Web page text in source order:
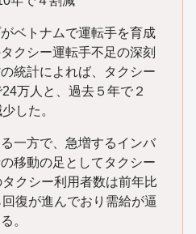
ベトナムで運転手を育成
クシー運転手不足の深刻
統計によれば、タクシー
万人と、過去５年で２
した。
一方で、急増するインバ
移動の足としてタクシー
クシー利用者数は前年比
復が進んでおり需給が逼
。